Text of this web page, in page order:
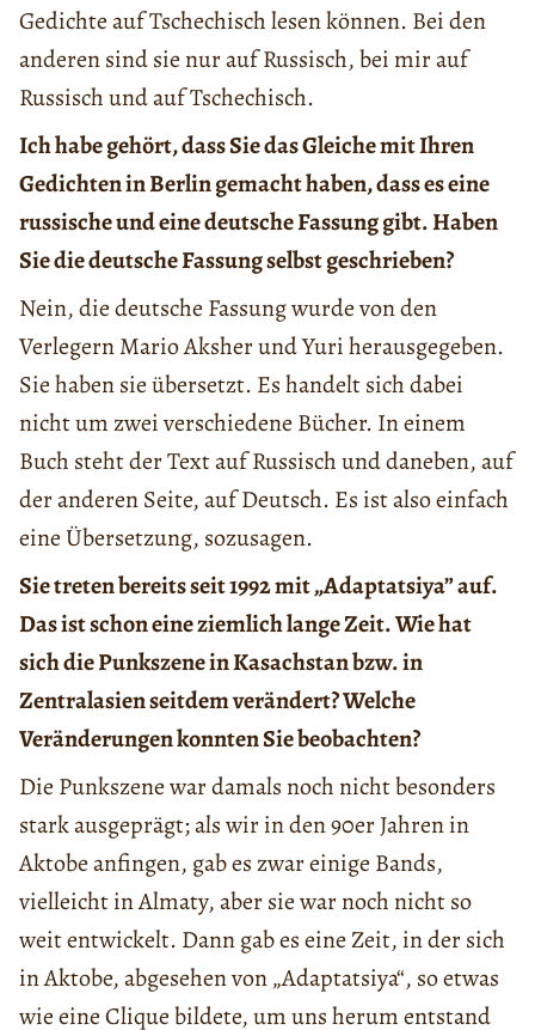
Gedichte auf Tschechisch lesen können. Bei den
anderen sind sie nur auf Russisch, bei mir auf
Russisch und auf Tschechisch.
Ich habe gehört, dass Sie das Gleiche mit Ihren
Gedichten in Berlin gemacht haben, dass es eine
russische und eine deutsche Fassung gibt. Haben
Sie die deutsche Fassung selbst geschrieben?
Nein, die deutsche Fassung wurde von den
Verlegern Mario Aksher und Yuri herausgegeben.
Sie haben sie übersetzt. Es handelt sich dabei
nicht um zwei verschiedene Bücher. In einem
Buch steht der Text auf Russisch und daneben, auf
der anderen Seite, auf Deutsch. Es ist also einfach
eine Übersetzung, sozusagen.
Sie treten bereits seit 1992 mit „Adaptatsiya” auf.
Das ist schon eine ziemlich lange Zeit. Wie hat
sich die Punkszene in Kasachstan bzw. in
Zentralasien seitdem verändert? Welche
Veränderungen konnten Sie beobachten?
Die Punkszene war damals noch nicht besonders
stark ausgeprägt; als wir in den 90er Jahren in
Aktobe anfingen, gab es zwar einige Bands,
vielleicht in Almaty, aber sie war noch nicht so
weit entwickelt. Dann gab es eine Zeit, in der sich
in Aktobe, abgesehen von „Adaptatsiya“, so etwas
wie eine Clique bildete, um uns herum entstand